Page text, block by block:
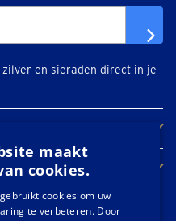
en sieraden direct in je
maakt
cookies.
cookies om uw
te verbeteren. Door